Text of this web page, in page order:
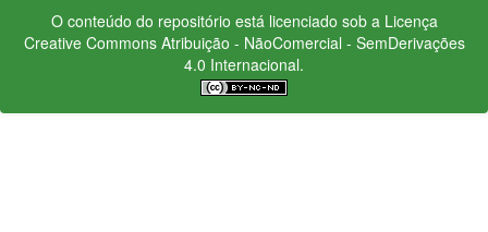
O conteúdo do repositório está licenciado sob a Licença
Creative CommonsAtribuição - NãoComercial - SemDerivações
4.0 Internacional.